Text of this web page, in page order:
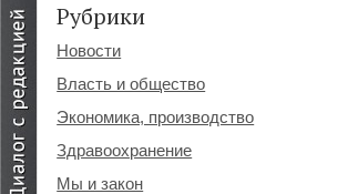
Рубрики
Новости
Власть и общество
Экономика, производство
Здравоохранение
Мы и закон